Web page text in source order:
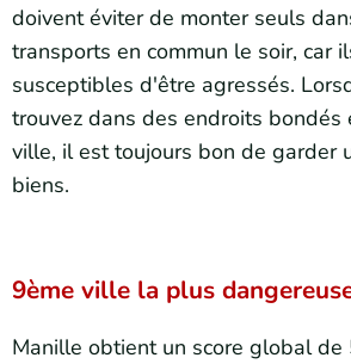
doivent éviter de monter seuls
transports en commun le soir, car
susceptibles d'être agressés.
trouvez dans des endroits bondés
ville, il est toujours bon de garder
biens.
9ème ville la plus
Manille obtient un score global